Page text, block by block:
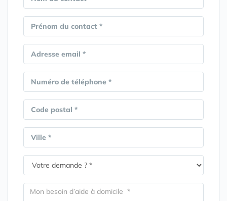
Prénom du contact *
Adresse email *
Numéro de téléphone *
Code postal *
Ville *